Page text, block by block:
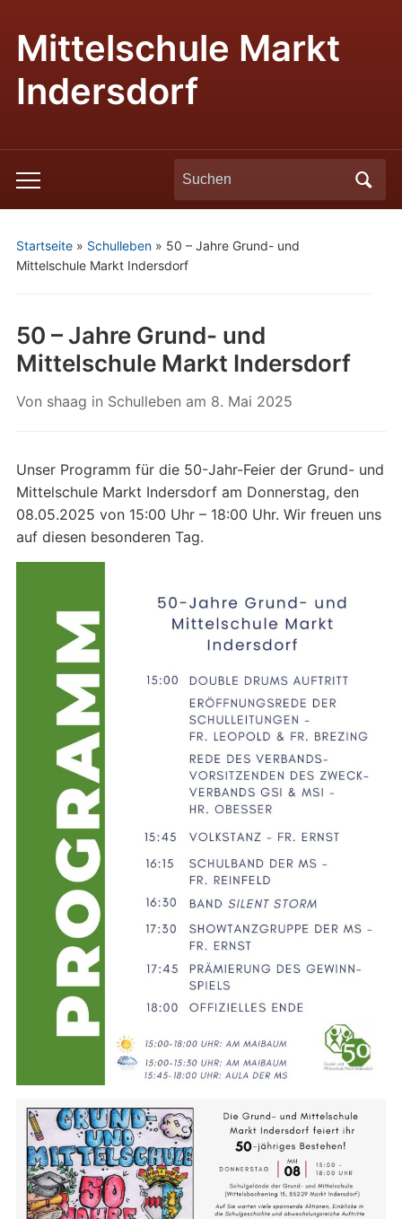
Mittelschule Markt
Indersdorf
Toggle
mobile
Search
for:
Startseite» Schulleben» 50 – Jahre Grund- und
Mittelschule Markt Indersdorf
50 – Jahre Grund- und
Mittelschule Markt Indersdorf
Von shaag in Schulleben am 8. Mai 2025
Unser Programm für die 50-Jahr-Feier der Grund- und
Mittelschule Markt Indersdorf am Donnerstag, den
08.05.2025 von 15:00 Uhr – 18:00 Uhr. Wir freuen uns
auf diesen besonderen Tag.